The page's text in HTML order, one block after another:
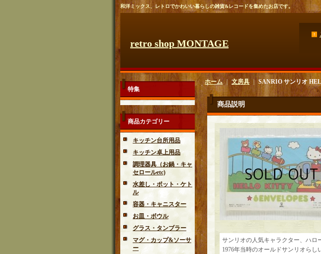
和洋ミックス、レトロでかわいい暮らしの雑貨&レコードを集めたお店です。
retro shop MONTAGE
特集
商品カテゴリー
キッチン台所用品
キッチン卓上用品
調理器具（お鍋・キャ
セロールetc)
水差し・ポット・ケト
ル
容器・キャニスター
お皿・ボウル
グラス・タンブラー
マグ・カップ&ソーサ
ー
ホーム｜ 文房具 ｜SANRIO サンリオ
商品説明
サンリオの人気キャラクター、ハロ
1976年当時のオールドサンリオら